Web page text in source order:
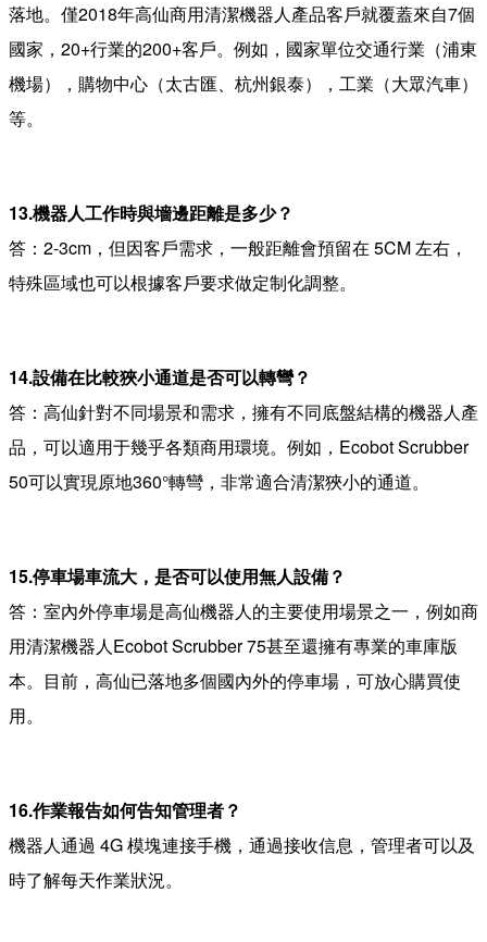
落地。僅2018年高仙商用清潔機器人產品客戶就覆蓋來自7個
國家，20+行業的200+客戶。例如，國家單位交通行業（浦東
機場），購物中心（太古匯、杭州銀泰），工業（大眾汽車）
等。
13.機器人工作時與墻邊距離是多少？
答：2-3cm，但因客戶需求，一般距離會預留在 5CM 左右，
特殊區域也可以根據客戶要求做定制化調整。
14.設備在比較狹小通道是否可以轉彎？
答：高仙針對不同場景和需求，擁有不同底盤結構的機器人產
品，可以適用于幾乎各類商用環境。例如，Ecobot Scrubber
50可以實現原地360°轉彎，非常適合清潔狹小的通道。
15.停車場車流大，是否可以使用無人設備？
答：室內外停車場是高仙機器人的主要使用場景之一，例如商
用清潔機器人Ecobot Scrubber 75甚至還擁有專業的車庫版
本。目前，高仙已落地多個國內外的停車場，可放心購買使
用。
16.作業報告如何告知管理者？
機器人通過 4G 模塊連接手機，通過接收信息，管理者可以及
時了解每天作業狀況。